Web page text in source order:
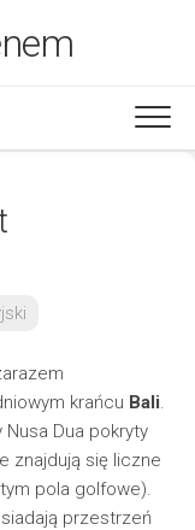
krańcu Bali.
Dua pokryty
znajdują się liczne
pola golfowe).
przestrzeń